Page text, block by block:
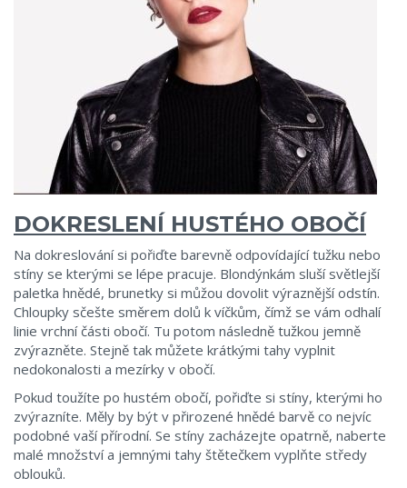
DOKRESLENÍ HUSTÉHO OBOČÍ
Na dokreslování si pořiďte barevně odpovídající tužku nebo
stíny se kterými se lépe pracuje. Blondýnkám sluší světlejší
paletka hnědé, brunetky si můžou dovolit výraznější odstín.
Chloupky sčešte směrem dolů k víčkům, čímž se vám odhalí
linie vrchní části obočí. Tu potom následně tužkou jemně
zvýrazněte. Stejně tak můžete krátkými tahy vyplnit
nedokonalosti a mezírky v obočí.
Pokud toužíte po hustém obočí, pořiďte si stíny, kterými ho
zvýrazníte. Měly by být v přirozené hnědé barvě co nejvíc
podobné vaší přírodní. Se stíny zacházejte opatrně, naberte
malé množství a jemnými tahy štětečkem vyplňte středy
oblouků.